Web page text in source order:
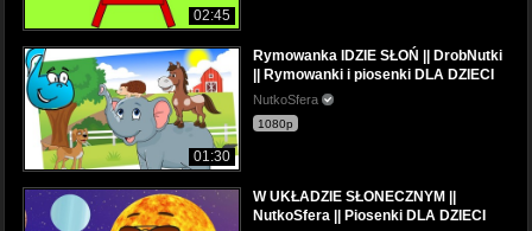
02:45
01:30
Rymowanka IDZIE SŁOŃ || DrobNutki
|| Rymowanki i piosenki DLA DZIECI
NutkoSfera
1080p
W UKŁADZIE SŁONECZNYM ||
NutkoSfera || Piosenki DLA DZIECI